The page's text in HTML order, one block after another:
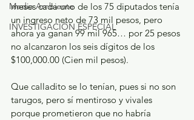
Medio Ambiente
INVESTIGACIÓN ESPECIAL
meses cada uno de los 75 diputados tenía
un ingreso neto de 73 mil pesos, pero
ahora ya ganan 99 mil 965… por 25 pesos
no alcanzaron los seis dígitos de los
$100,000.00 (Cien mil pesos).
Que calladito se lo tenían, pues si no son
tarugos, pero sí mentiroso y vivales
porque prometieron que no habría